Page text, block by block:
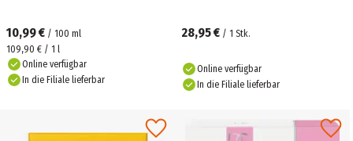
10,99 € / 100 ml
109,90 € / 1 l
Online verfügbar
In die Filiale lieferbar
28,95 € / 1 Stk.
Online verfügbar
In die Filiale lieferbar